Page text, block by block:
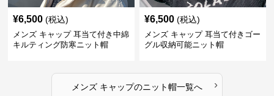
¥6,500 (税込)
メンズ キャップ 耳当て付き中綿
キルティング防寒ニット帽
¥6,500 (税込)
メンズ キャップ 耳当て付きゴー
グル収納可能ニット帽
メンズ キャップのニット帽一覧へ ›